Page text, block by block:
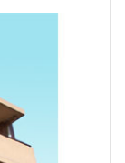
ペット可